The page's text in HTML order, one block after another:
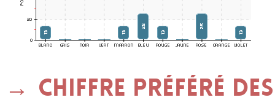
Chiffre préféré des